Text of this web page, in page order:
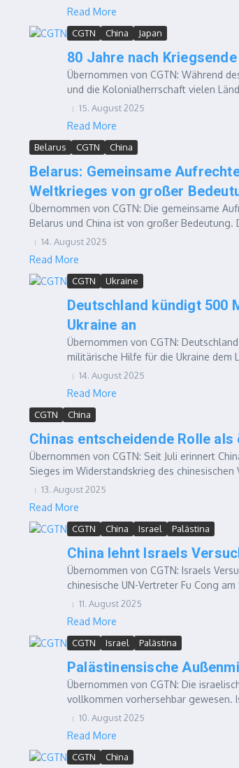
Read More
CGTN China Japan
80 Jahre nach
Übernommen von CGTN: Während
und die Kolonialherrschaft vielen
15. August 2025
Read More
Belarus CGTN China
Belarus: Gemeinsame
Weltkrieges von großer
Übernommen von CGTN: Die gemeinsame
Belarus und China ist von großer Bedeutung.
14. August 2025
Read More
CGTN Ukraine
Deutschland kündigt 500
Ukraine an
Übernommen von CGTN:
militärische Hilfe für die Ukraine dem
14. August 2025
Read More
CGTN China
Chinas entscheidende Rolle
Übernommen von CGTN: Seit Juli erinnert
Sieges im Widerstandskrieg des
13. August 2025
Read More
CGTN China Israel Palästina
China lehnt Israels
Übernommen von CGTN: Israels
chinesische UN-Vertreter Fu Cong
11. August 2025
Read More
CGTN Israel Palästina
Palästinensische
Übernommen von CGTN: Die
vollkommen vorhersehbar gewesen.
10. August 2025
Read More
CGTN China